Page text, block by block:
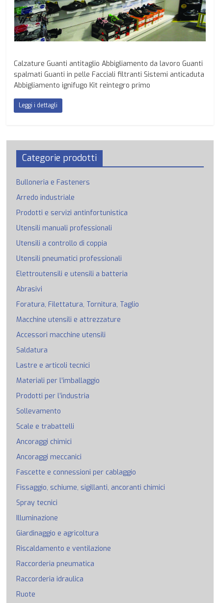
Calzature Guanti antitaglio Abbigliamento da lavoro Guanti
spalmati Guanti in pelle Facciali filtranti Sistemi anticaduta
Abbigliamento ignifugo Kit reintegro primo
Leggi i dettagli
Categorie prodotti
Bulloneria e Fasteners
Arredo industriale
Prodotti e servizi antinfortunistica
Utensili manuali professionali
Utensili a controllo di coppia
Utensili pneumatici professionali
Elettroutensili e utensili a batteria
Abrasivi
Foratura, Filettatura, Tornitura, Taglio
Macchine utensili e attrezzature
Accessori macchine utensili
Saldatura
Lastre e articoli tecnici
Materiali per l’imballaggio
Prodotti per l’industria
Sollevamento
Scale e trabattelli
Ancoraggi chimici
Ancoraggi meccanici
Fascette e connessioni per cablaggio
Fissaggio, schiume, sigillanti, ancoranti chimici
Spray tecnici
Illuminazione
Giardinaggio e agricoltura
Riscaldamento e ventilazione
Raccorderia pneumatica
Raccorderia idraulica
Ruote